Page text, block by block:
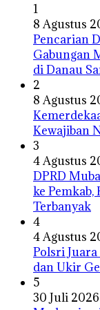
1
8 Agustus
Pencarian
Gabungan
di Danau
2
8 Agustus
Kewajiban
3
4 Agustus
DPRD
ke
Terbanyak
4
4 Agustus
Polsri
dan Ukir
5
30 Juli 2026